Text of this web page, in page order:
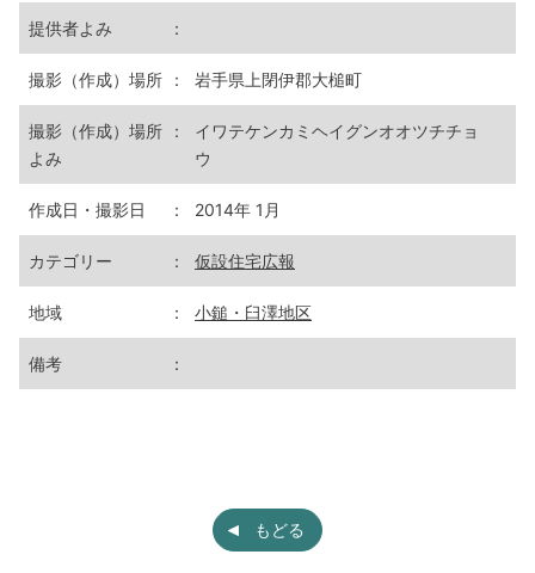
提供者よみ ：
撮影（作成）場所 ： 岩手県上閉伊郡大槌町
撮影（作成）場所
よみ
：
イワテケンカミヘイグンオオツチチョ
ウ
作成日・撮影日 ： 2014年 1月
カテゴリー ： 仮設住宅広報
地域 ： 小鎚・臼澤地区
備考 ：
もどる